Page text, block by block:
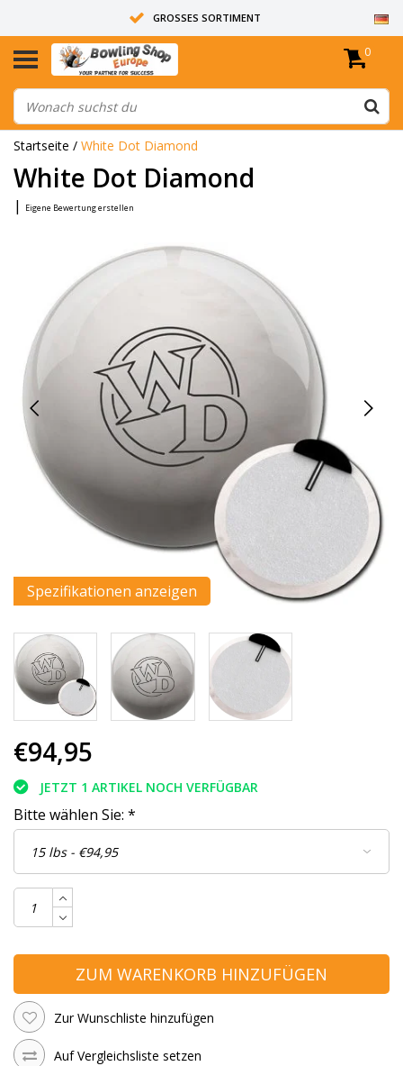
GROSSES SORTIMENT
14 TAGE RÜCKGABERECHT
ALLE BOWLINGKUGELN SIND UNGEBOHRT
0
Startseite / White Dot Diamond
White Dot Diamond
| Eigene Bewertung erstellen
Spezifikationen anzeigen
€94,95
JETZT 1 ARTIKEL NOCH VERFÜGBAR
Bitte wählen Sie: *
ZUM WARENKORB HINZUFÜGEN
Zur Wunschliste hinzufügen
Auf Vergleichsliste setzen